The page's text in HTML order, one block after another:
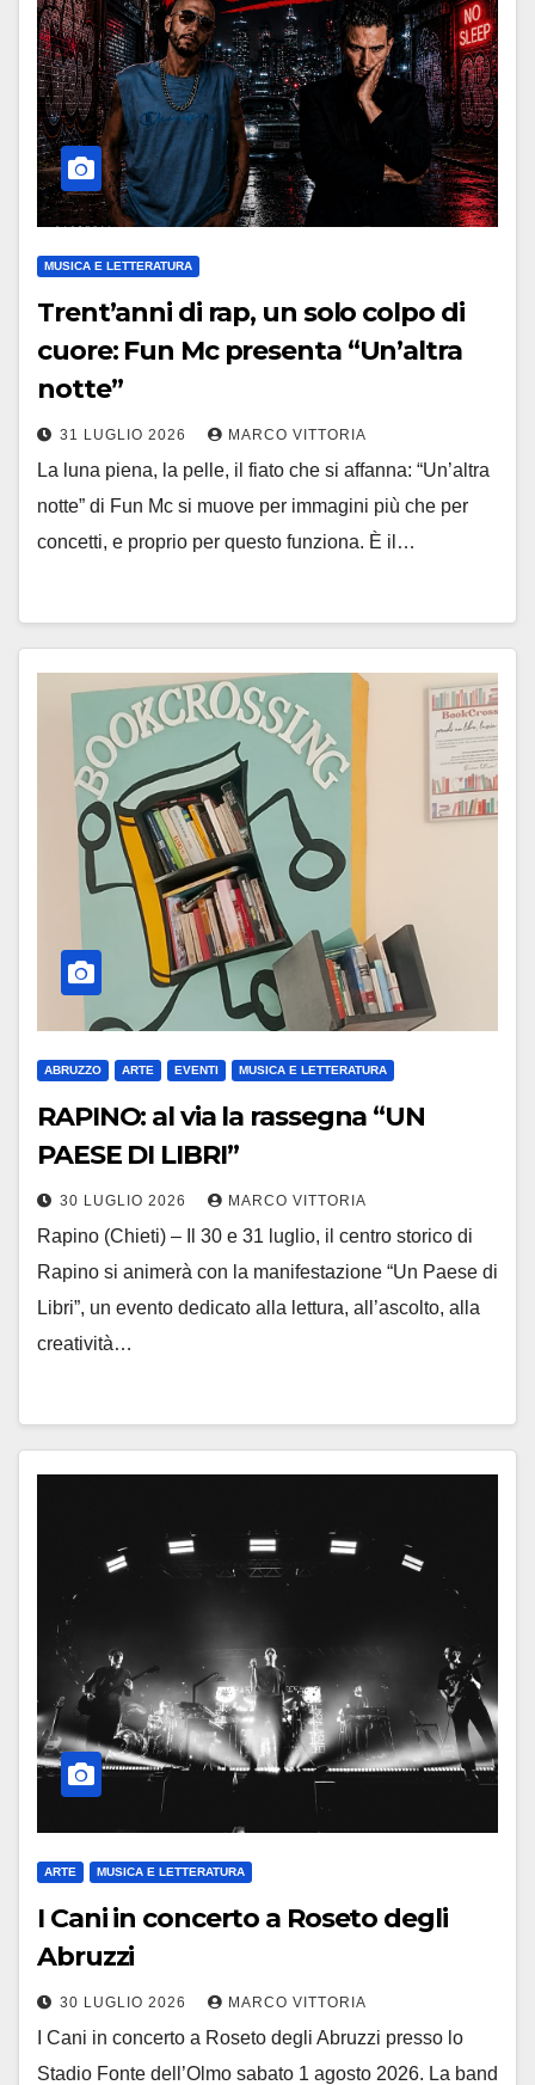
MUSICA E LETTERATURA
Trent’anni di rap, un solo colpo di
cuore: Fun Mc presenta “Un’altra
notte”
31 LUGLIO 2026 MARCO VITTORIA
La luna piena, la pelle, il fiato che si affanna: “Un’altra
notte” di Fun Mc si muove per immagini più che per
concetti, e proprio per questo funziona. È il…
ABRUZZO ARTE EVENTI MUSICA E LETTERATURA
RAPINO: al via la rassegna “UN
PAESE DI LIBRI”
30 LUGLIO 2026 MARCO VITTORIA
Rapino (Chieti) – Il 30 e 31 luglio, il centro storico di
Rapino si animerà con la manifestazione “Un Paese di
Libri”, un evento dedicato alla lettura, all’ascolto, alla
creatività…
ARTE MUSICA E LETTERATURA
I Cani in concerto a Roseto degli
Abruzzi
30 LUGLIO 2026 MARCO VITTORIA
I Cani in concerto a Roseto degli Abruzzi presso lo
Stadio Fonte dell’Olmo sabato 1 agosto 2026. La band